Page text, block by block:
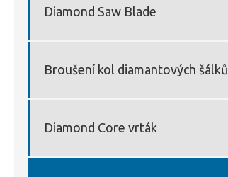
Diamond Saw Blade
Broušení kol diamantových šálků
Diamond Core vrták